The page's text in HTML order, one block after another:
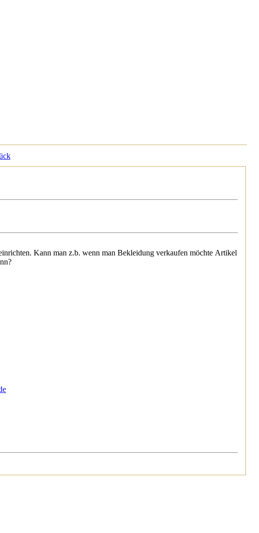
Kann man z.b. wenn man Bekleidung verkaufen möchte Artikel